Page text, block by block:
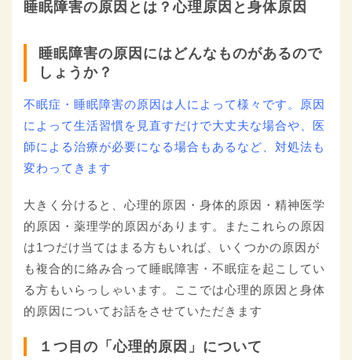
睡眠障害の原因とは？心理原因と身体原因
睡眠障害の原因にはどんなものがあるので
しょうか？
不眠症・睡眠障害の原因は人によって様々です。原因
によって生活習慣を見直すだけで大丈夫な場合や、医
師による治療が必要になる場合もあるなど、対処法も
変わってきます
大きく分けると、心理的原因・身体的原因・精神医学
的原因・薬理学的原因があります。またこれらの原因
は1つだけ当てはまる方もいれば、いくつかの原因が
も複合的に絡み合って睡眠障害・不眠症を起こしてい
る方もいらっしゃいます。ここでは心理的原因と身体
的原因についてお話をさせていただきます
１つ目の「心理的原因」について